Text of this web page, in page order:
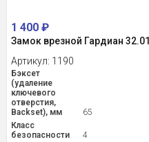
1 400 ₽
Замок врезной Гардиан 32.01
Артикул: 1190
Бэксет
(удаление
ключевого
отверстия,
Backset), мм
65
Класс
безопасности
4